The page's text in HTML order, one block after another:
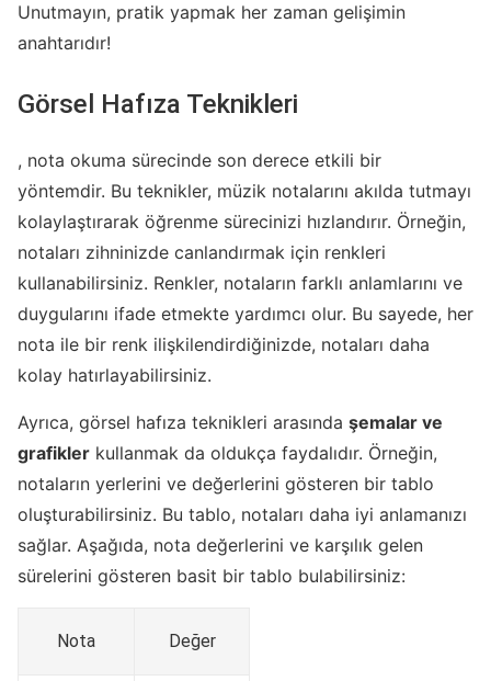
Unutmayın, pratik yapmak her zaman gelişimin
anahtarıdır!
Görsel Hafıza Teknikleri
, nota okuma sürecinde son derece etkili bir
yöntemdir. Bu teknikler, müzik notalarını akılda tutmayı
kolaylaştırarak öğrenme sürecinizi hızlandırır. Örneğin,
notaları zihninizde canlandırmak için renkleri
kullanabilirsiniz. Renkler, notaların farklı anlamlarını ve
duygularını ifade etmekte yardımcı olur. Bu sayede, her
nota ile bir renk ilişkilendirdiğinizde, notaları daha
kolay hatırlayabilirsiniz.
Ayrıca, görsel hafıza teknikleri arasında şemalar ve
grafikler kullanmak da oldukça faydalıdır. Örneğin,
notaların yerlerini ve değerlerini gösteren bir tablo
oluşturabilirsiniz. Bu tablo, notaları daha iyi anlamanızı
sağlar. Aşağıda, nota değerlerini ve karşılık gelen
sürelerini gösteren basit bir tablo bulabilirsiniz:
Nota Değer